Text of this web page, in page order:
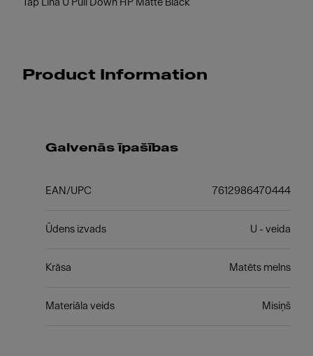
Tap Lina U Pull Down HP Matte Black
Product Information
Galvenās īpašības
EAN/UPC 7612986470444
Ūdens izvads U - veida
Krāsa Matēts melns
Materiāla veids Misiņš